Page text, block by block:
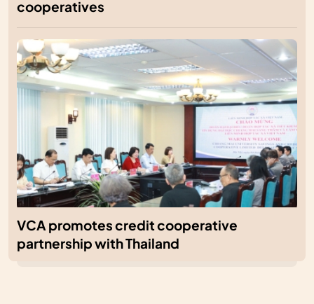
cooperatives
VCA promotes credit cooperative
partnership with Thailand